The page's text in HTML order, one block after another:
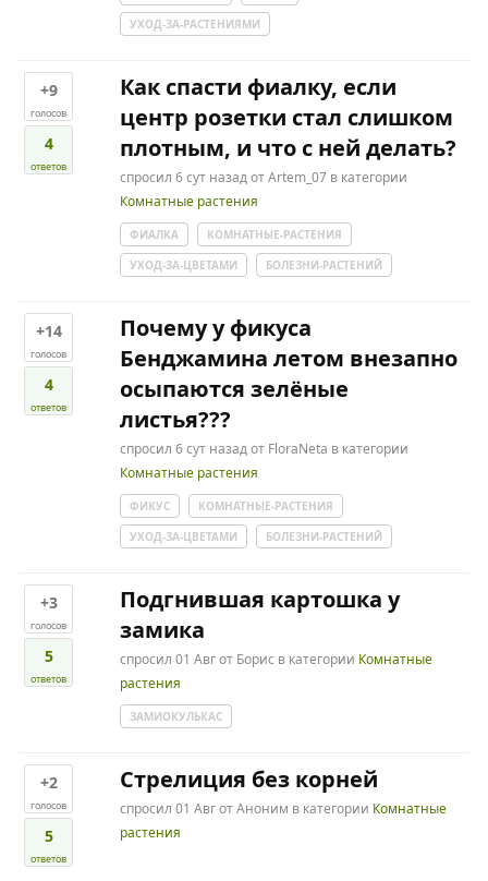
УХОД-ЗА-РАСТЕНИЯМИ
+9
голосов
4
ответов
Как спасти фиалку, если
центр розетки стал слишком
плотным, и что с ней делать?
спросил 6 сут назадотArtem_07 в категории
Комнатные растения
ФИАЛКА
КОМНАТНЫЕ-РАСТЕНИЯ
УХОД-ЗА-ЦВЕТАМИ
БОЛЕЗНИ-РАСТЕНИЙ
+14
голосов
4
ответов
Почему у фикуса
Бенджамина летом внезапно
осыпаются зелёные
листья???
спросил 6 сут назадот FloraNeta в категории
Комнатные растения
ФИКУС
КОМНАТНЫЕ-РАСТЕНИЯ
УХОД-ЗА-ЦВЕТАМИ
БОЛЕЗНИ-РАСТЕНИЙ
+3
голосов
5
ответов
Подгнившая картошка у
замика
спросил 01 Авгот Борис в категории Комнатные
растения
ЗАМИОКУЛЬКАС
+2
голосов
5
ответов
Стрелиция без корней
спросил 01 АвготАноним в категории Комнатные
растения